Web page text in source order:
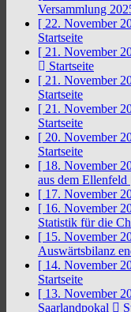
Versammlung
[ 22. November
Startseite
[ 21. November
Startseite
[ 21. November
Startseite
[ 21. November
Startseite
[ 20. November
Startseite
[ 18. November
aus dem Ellenfeld
[ 17. November
[ 16. November
Statistik für die
[ 15. November
Auswärtsbilanz
[ 14. November
Startseite
[ 13. November
Saarlandpokal